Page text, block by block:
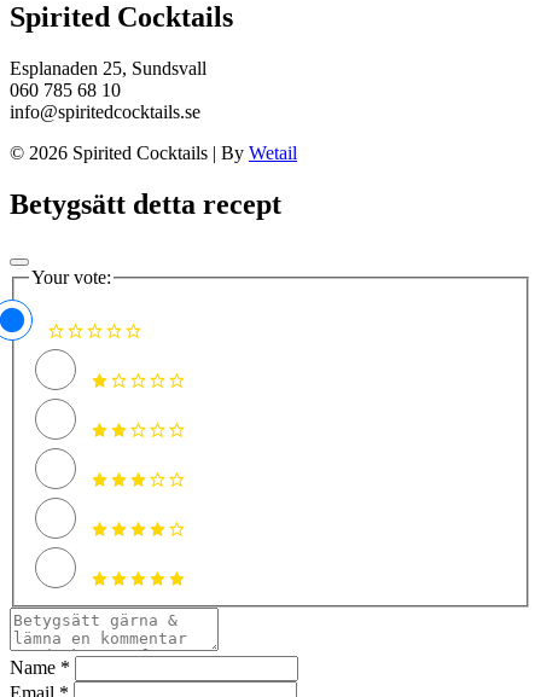
Spirited Cocktails
Esplanaden 25, Sundsvall
060 785 68 10
info@spiritedcocktails.se
© 2026 Spirited Cocktails | By Wetail
Betygsätt detta recept
Your vote:
Name *
Email *